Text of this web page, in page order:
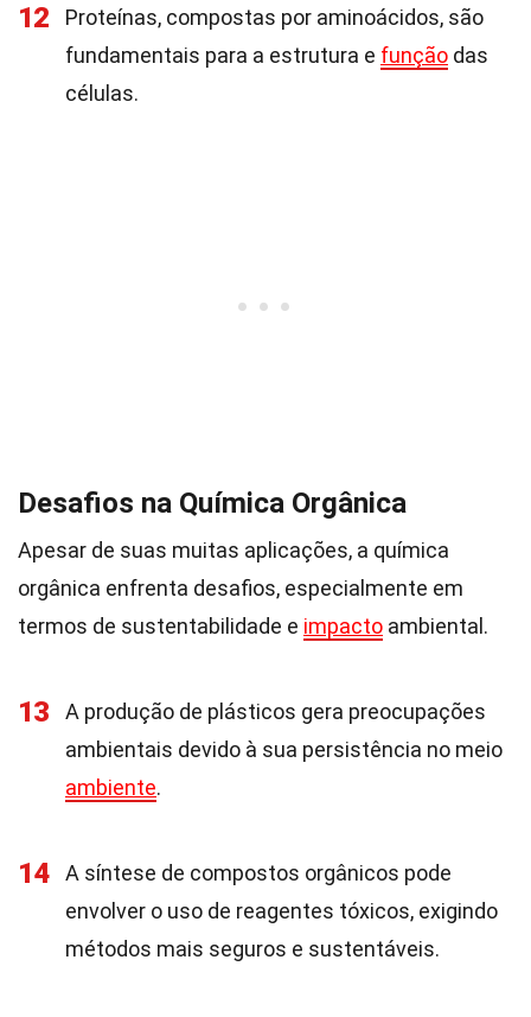
12
Proteínas, compostas por aminoácidos, são
fundamentais para a estrutura e função das
células.
Desafios na Química Orgânica
Apesar de suas muitas aplicações, a química
orgânica enfrenta desafios, especialmente em
termos de sustentabilidade e impacto ambiental.
13
A produção de plásticos gera preocupações
ambientais devido à sua persistência no meio
ambiente.
14
A síntese de compostos orgânicos pode
envolver o uso de reagentes tóxicos, exigindo
métodos mais seguros e sustentáveis.